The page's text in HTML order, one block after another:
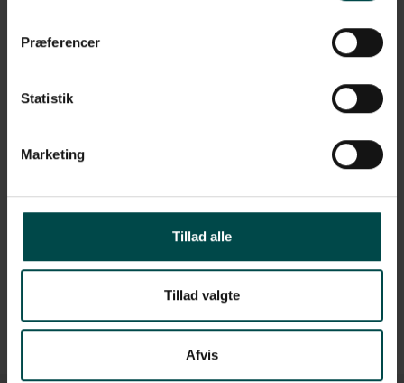
Præferencer
Statistik
Marketing
Tillad alle
Tillad valgte
Afvis
Etiketterne har følgende specifikationer:
Klæber: Permanent
Kernestørrelse: 25,4 mm
Antal: 2.580 stk./rulle, 12 ruller/kasse